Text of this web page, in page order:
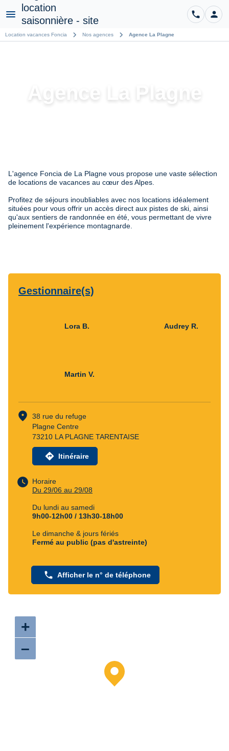
Menu phone person
Location vacances Foncia chevron_right Nos agences chevron_right Agence La Plagne
Agence La Plagne
L'agence Foncia de La Plagne vous propose une vaste sélection
de locations de vacances au cœur des Alpes.
Profitez de séjours inoubliables avec nos locations idéalement
situées pour vous offrir un accès direct aux pistes de ski, ainsi
qu'aux sentiers de randonnée en été, vous permettant de vivre
pleinement l'expérience montagnarde.
Gestionnaire(s)
Lora B. Audrey R.
Martin V.
location_on
38 rue du refuge
Plagne Centre
73210 LA PLAGNE TARENTAISE
directions Itinéraire
watch_later Horaire
Du 29/06 au 29/08
Du lundi au samedi
9h00-12h00 / 13h30-18h00
Le dimanche & jours fériés
Fermé au public (pas d'astreinte)
phone Afficher le n° de téléphone
+
–